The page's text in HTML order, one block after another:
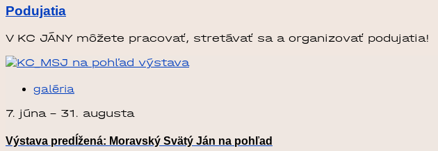
Podujatia
V KC JÁNY môžete pracovať, stretávať sa a organizovať podujatia!
galéria
7. júna- 31. augusta
Výstava predĺžená: Moravský Svätý Ján na pohľad